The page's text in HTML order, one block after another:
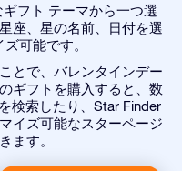
フト テーマから一つ選
座、星の名前、日付を選
可能です。
とで、バレンタインデー
ギフトを購入すると、数
検索したり、Star Finder
イズ可能なスターページ
ます。